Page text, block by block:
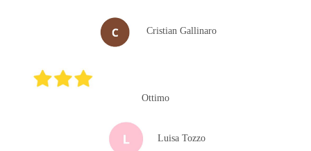
Cristian Gallinaro
Ottimo
Luisa Tozzo